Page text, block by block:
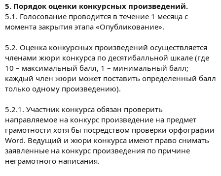
5. Порядок оценки конкурсных произведений.
5.1. Голосование проводится в течение 1 месяца с
момента закрытия этапа «Опубликование».
5.2. Оценка конкурсных произведений осуществляется
членами жюри конкурса по десятибалльной шкале (где
10 – максимальный балл, 1 – минимальный балл;
каждый член жюри может поставить определенный балл
только одному произведению).
5.2.1. Участник конкурса обязан проверить
направляемое на конкурс произведение на предмет
грамотности хотя бы посредством проверки орфографии
Word. Ведущий и жюри конкурса имеют право снимать
заявленные на конкурс произведения по причине
неграмотного написания.